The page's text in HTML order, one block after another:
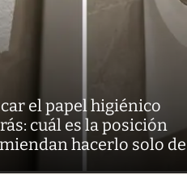
el papel higiénico
cuál es la posición
hacerlo solo de